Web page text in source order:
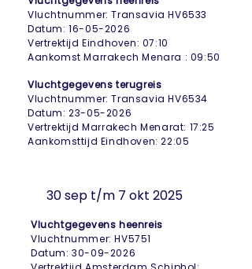
Vluchtnummer: Transavia HV6533
Datum: 16-05-2026
Vertrektijd Eindhoven: 07:10
Aankomst Marrakech Menara : 09:50
Vluchtgegevens terugreis
Vluchtnummer: Transavia HV6534
Datum:23-05-2026
Vertrektijd Marrakech Menarat: 17:25
Aankomsttijd Eindhoven: 22:05
30 sep t/m 7 okt 2025
Vluchtgegevens heenreis
Vluchtnummer: HV5751
Datum:30-09-2026